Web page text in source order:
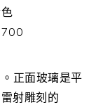
正面玻璃是平
射雕刻的